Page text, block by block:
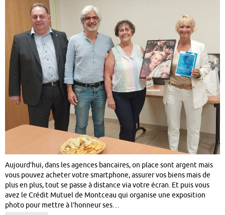
Aujourd’hui, dans les agences bancaires, on place sont argent mais
vous pouvez acheter votre smartphone, assurer vos biens mais de
plus en plus, tout se passe à distance via votre écran. Et puis vous
avez le Crédit Mutuel de Montceau qui organise une exposition
photo pour mettre à l’honneur ses…